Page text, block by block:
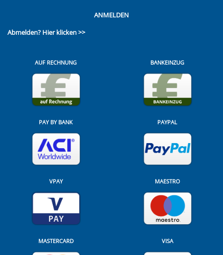
ANMELDEN
Abmelden? Hier klicken >>
AUF RECHNUNG BANKEINZUG
PAY BY BANK PAYPAL
VPAY MAESTRO
MASTERCARD VISA